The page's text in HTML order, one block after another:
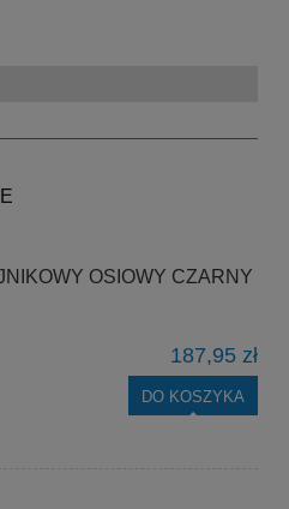
OSIOWY CZARNY
187,95 zł
DO KOSZYKA